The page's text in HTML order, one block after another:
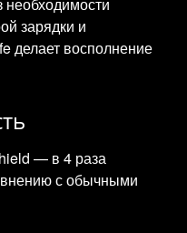
зарядки и
делает восполнение
— в 4 раза
с обычными